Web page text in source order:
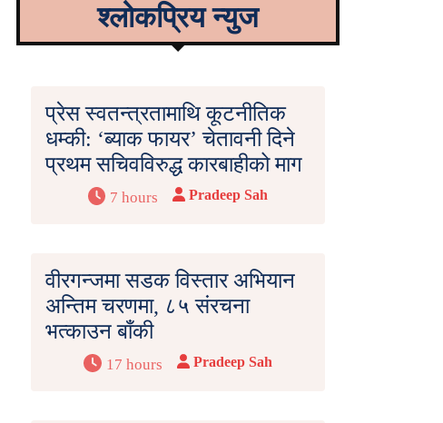
श्लोकप्रिय न्युज
प्रेस स्वतन्त्रतामाथि कूटनीतिक
धम्की: ‘ब्याक फायर’ चेतावनी दिने
प्रथम सचिवविरुद्ध कारबाहीको माग
7 hours Pradeep Sah
वीरगन्जमा सडक विस्तार अभियान
अन्तिम चरणमा, ८५ संरचना
भत्काउन बाँकी
17 hours Pradeep Sah